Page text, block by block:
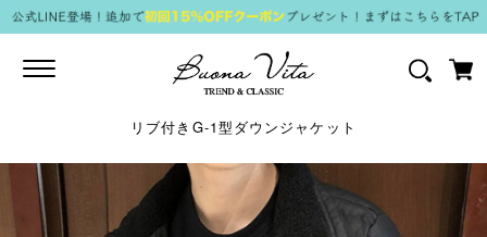
Toggle
リブ付きG-1型ダウンジャケット